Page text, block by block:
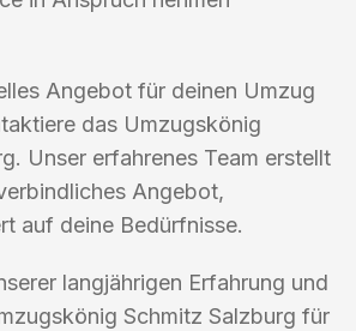
Angebot für deinen Umzug
das Umzugskönig
Unser erfahrenes Team erstellt
Angebot,
auf deine Bedürfnisse.
langjährigen Erfahrung und
Schmitz Salzburg für